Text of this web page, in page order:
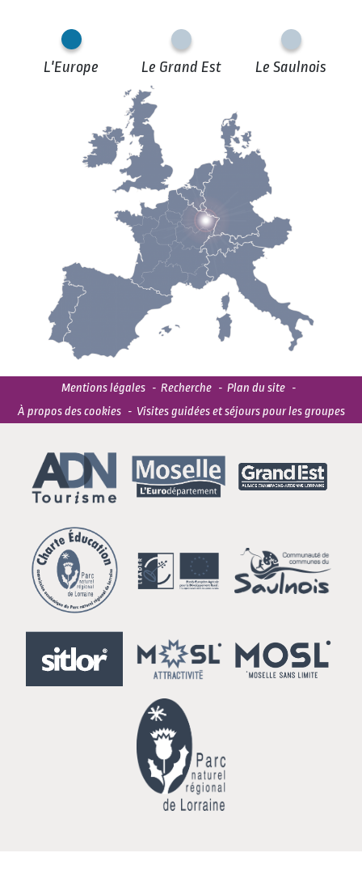
L'Europe Le Grand Est Le Saulnois
Mentions légales Recherche
Plan du site
À propos des cookies
Visites guidées et séjours pour les groupes